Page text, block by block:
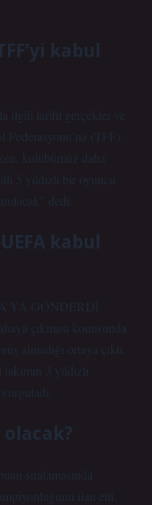
kabul
ilgili tarihi gerçekler ve
Federasyonu’na (TFF)
kulübümüz daha
5 yıldızlı bir oyuncu
dedi.
kabul
GÖNDERDİ
çıkması konusunda
almadığı ortaya çıktı.
3 yıldızlı
olacak?
sıralamasında
ilan etti.